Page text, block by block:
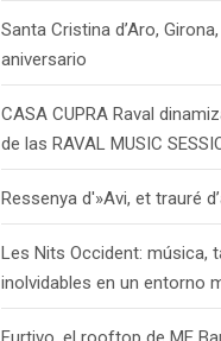
Santa Cristina d’Aro,
aniversario
CASA CUPRA Raval
de las RAVAL MUSIC
Ressenya d'»Avi, et trauré
Les Nits Occident: música,
inolvidables en un entorno